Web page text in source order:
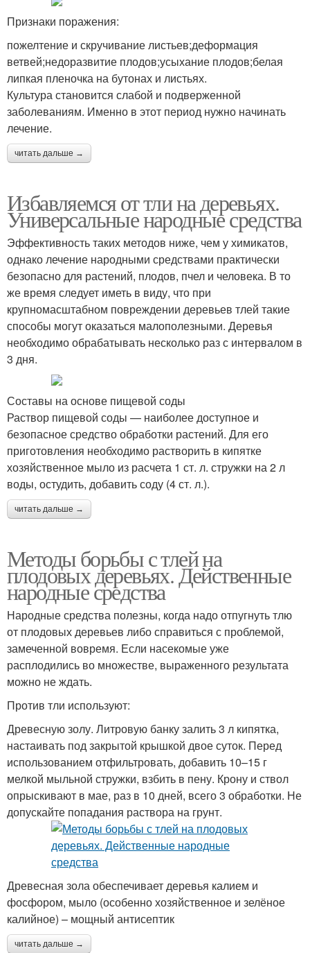
Признаки поражения:
пожелтение и скручивание листьев;деформация
ветвей;недоразвитие плодов;усыхание плодов;белая
липкая пленочка на бутонах и листьях.
Культура становится слабой и подверженной
заболеваниям. Именно в этот период нужно начинать
лечение.
читать дальше →
Избавляемся от тли на деревьях.
Универсальные народные средства
Эффективность таких методов ниже, чем у химикатов,
однако лечение народными средствами практически
безопасно для растений, плодов, пчел и человека. В то
же время следует иметь в виду, что при
крупномасштабном повреждении деревьев тлей такие
способы могут оказаться малополезными. Деревья
необходимо обрабатывать несколько раз с интервалом в
3 дня.
Составы на основе пищевой соды
Раствор пищевой соды — наиболее доступное и
безопасное средство обработки растений. Для его
приготовления необходимо растворить в кипятке
хозяйственное мыло из расчета 1 ст. л. стружки на 2 л
воды, остудить, добавить соду (4 ст. л.).
читать дальше →
Методы борьбы с тлей на
плодовых деревьях. Действенные
народные средства
Народные средства полезны, когда надо отпугнуть тлю
от плодовых деревьев либо справиться с проблемой,
замеченной вовремя. Если насекомые уже
расплодились во множестве, выраженного результата
можно не ждать.
Против тли используют:
Древесную золу. Литровую банку залить 3 л кипятка,
настаивать под закрытой крышкой двое суток. Перед
использованием отфильтровать, добавить 10–15 г
мелкой мыльной стружки, взбить в пену. Крону и ствол
опрыскивают в мае, раз в 10 дней, всего 3 обработки. Не
допускайте попадания раствора на грунт.
Древесная зола обеспечивает деревья калием и
фосфором, мыло (особенно хозяйственное и зелёное
калийное) – мощный антисептик
читать дальше →